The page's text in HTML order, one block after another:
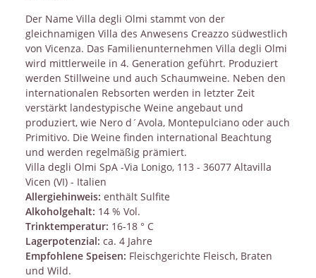
Der Name Villa degli Olmi stammt von der
gleichnamigen Villa des Anwesens Creazzo südwestlich
von Vicenza. Das Familienunternehmen Villa degli Olmi
wird mittlerweile in 4. Generation geführt. Produziert
werden Stillweine und auch Schaumweine. Neben den
internationalen Rebsorten werden in letzter Zeit
verstärkt landestypische Weine angebaut und
produziert, wie Nero d´Avola, Montepulciano oder auch
Primitivo. Die Weine finden international Beachtung
und werden regelmäßig prämiert.
Villa degli Olmi SpA -Via Lonigo, 113 - 36077 Altavilla
Vicen (VI) - Italien
Allergiehinweis: enthält Sulfite
Alkoholgehalt: 14 % Vol.
Trinktemperatur: 16-18 ° C
Lagerpotenzial: ca. 4 Jahre
Empfohlene Speisen: Fleischgerichte Fleisch, Braten
und Wild.